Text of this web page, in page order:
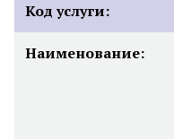
Код услуги:
Наименование: